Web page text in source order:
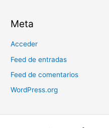
Meta
Acceder
Feed de entradas
Feed de comentarios
WordPress.org